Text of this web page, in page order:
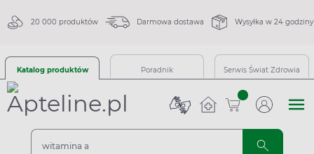
20 000 produktów Darmowa dostawa Wysyłka w 24 godziny
Katalog produktów Poradnik Serwis Świat Zdrowia
sztuk